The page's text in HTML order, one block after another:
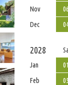
Nov
06
Dec
2028 Sa
Jan
01
Feb
05